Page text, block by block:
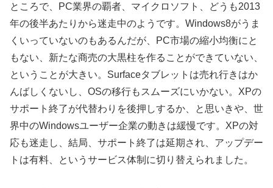
ところで、PC業界の覇者、マイクロソフト、どうも2013
年の後半あたりから迷走中のようです。Windows8がうま
くいっていないのもあるんだが、PC市場の縮小均衡にと
もない、新たな商売の大黒柱を作ることができていない、
ということが大きい。Surfaceタブレットは売れ行きはか
んばしくないし、OSの移行もスムーズにいかない。XPの
サポート終了が代替わりを後押しするか、と思いきや、世
界中のWindowsユーザー企業の動きは緩慢です。XPの対
応も迷走し、結局、サポート終了は延期され、アップデー
トは有料、というサービス体制に切り替えられました。